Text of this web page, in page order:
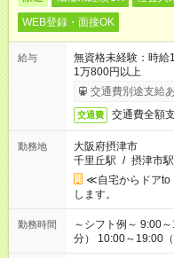
WEB登録・面接OK
給与
無資格未経験：時
1万800円以上
交通費別途支給
交通費 交通費全額
勤務地
大阪府摂津市
千里丘駅 / 摂津市駅
≪自宅からドアto
します。
勤務時間
～シフト例～ 9:00～18:00（休憩60分） 7:00～16:00（休憩60
分） 10:00～19:00（休憩60分） ※Wワー
お仕事で希望する勤